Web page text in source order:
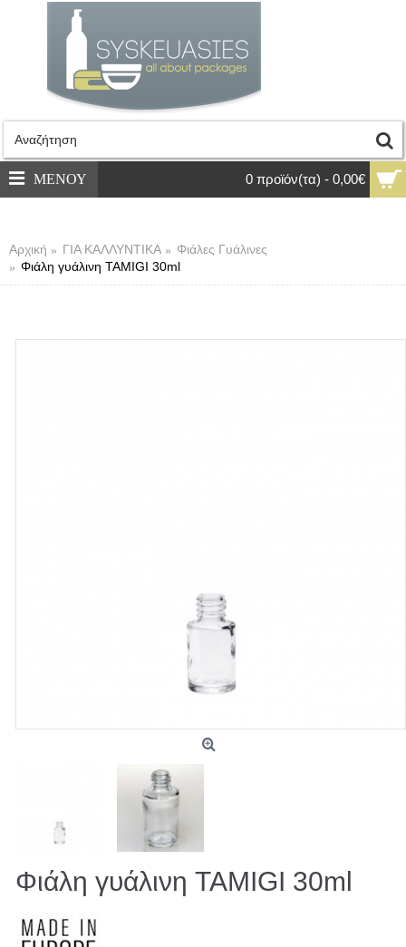
0 προϊόν(τα) - 0,00€
ΜΕΝΟΥ
Αρχική ΓΙΑ ΚΑΛΛΥΝΤΙΚΑ
Φιάλες Γυάλινες
Φιάλη γυάλινη TAMIGI 30ml
Φιάλη γυάλινη TAMIGI 30ml